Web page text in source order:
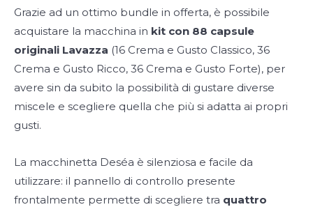
Grazie ad un ottimo bundle in offerta, è possibile
acquistare la macchina in kit con 88 capsule
originali Lavazza (16 Crema e Gusto Classico, 36
Crema e Gusto Ricco, 36 Crema e Gusto Forte), per
avere sin da subito la possibilità di gustare diverse
miscele e scegliere quella che più si adatta ai propri
gusti.
La macchinetta Deséa è silenziosa e facile da
utilizzare: il pannello di controllo presente
frontalmente permette di scegliere tra quattro